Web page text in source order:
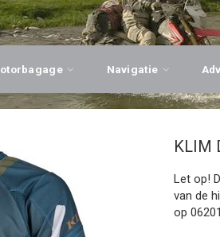
Navigatie
KLIM
Let op!
van de
op